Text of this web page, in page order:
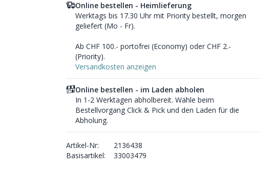
Online bestellen - Heimlieferung
Werktags bis 17.30 Uhr mit Priority bestellt, morgen
geliefert (Mo - Fr).
Ab CHF 100.- portofrei (Economy) oder CHF 2.-
(Priority).
Versandkosten anzeigen
Online bestellen - im Laden abholen
In 1-2 Werktagen abholbereit. Wähle beim
Bestellvorgang Click & Pick und den Laden für die
Abholung.
Artikel-Nr:
2136438
Basisartikel:
33003479